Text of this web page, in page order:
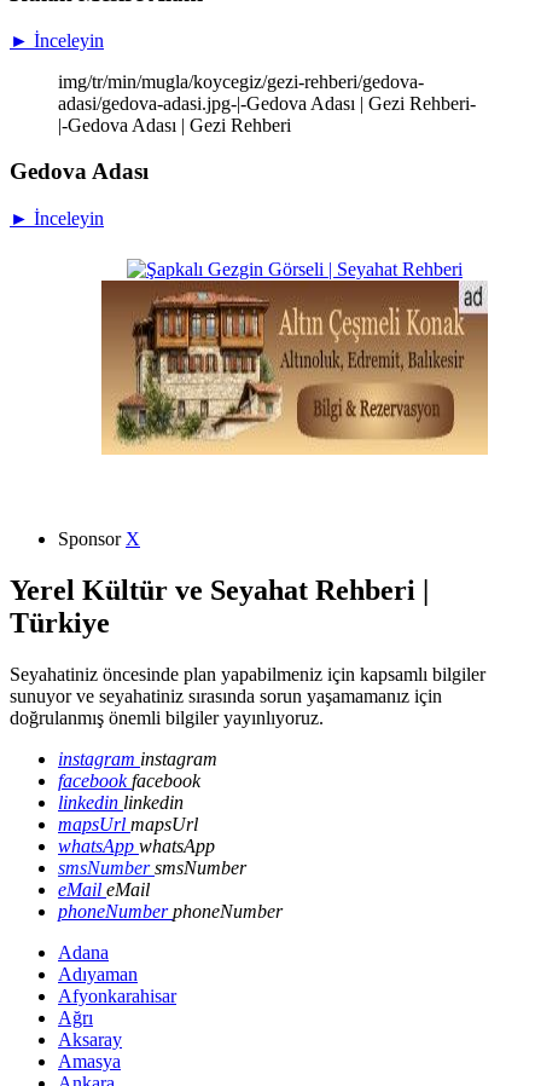
► İnceleyin
img/tr/min/mugla/koycegiz/gezi-rehberi/gedova-
adasi/gedova-adasi.jpg-|-Gedova Adası | Gezi Rehberi-
|-Gedova Adası | Gezi Rehberi
Gedova Adası
► İnceleyin
Sponsor X
Yerel Kültür ve Seyahat Rehberi |
Türkiye
Seyahatiniz öncesinde plan yapabilmeniz için kapsamlı bilgiler
sunuyor ve seyahatiniz sırasında sorun yaşamamanız için
doğrulanmış önemli bilgiler yayınlıyoruz.
instagram instagram
facebookfacebook
linkedin linkedin
mapsUrl mapsUrl
whatsApp whatsApp
smsNumbersmsNumber
eMail eMail
phoneNumberphoneNumber
Adana
Adıyaman
Afyonkarahisar
Ağrı
Aksaray
Amasya